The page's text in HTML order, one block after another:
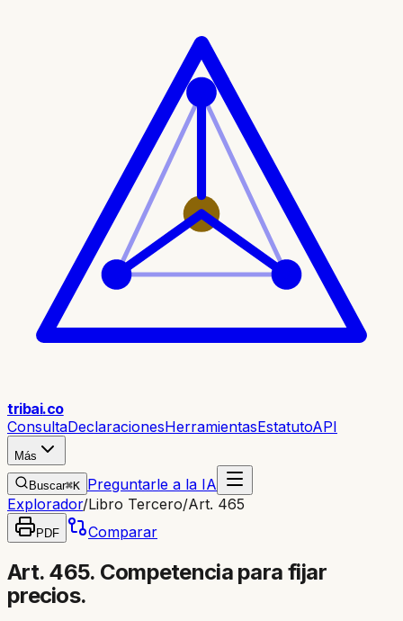
tribai.co
ConsultaDeclaracionesHerramientasEstatutoAPI
Más
Buscar⌘K Preguntarle a la IA
Explorador/Libro Tercero/Art. 465
PDF Comparar
Art. 465. Competencia para fijar
precios.